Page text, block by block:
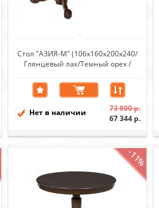
Стол "АЗИЯ-М" (106х160х200х240/
Глянцевый лак/Темный орех /
Нет в наличии
73 800 р.
67 344 р.
-11%